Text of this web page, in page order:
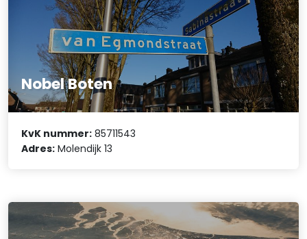
Nobel Boten
KvK nummer: 85711543
Adres: Molendijk 13